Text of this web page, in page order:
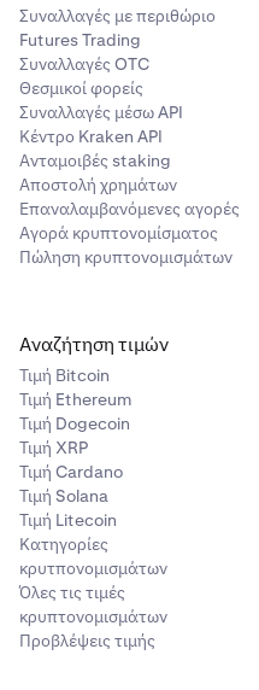
Συναλλαγές με περιθώριο
Futures Trading
Συναλλαγές OTC
Θεσμικοί φορείς
Συναλλαγές μέσω API
Κέντρο Kraken API
Ανταμοιβές staking
Αποστολή χρημάτων
Επαναλαμβανόμενες αγορές
Αγορά κρυπτονομίσματος
Πώληση κρυπτονομισμάτων
Αναζήτηση τιμών
Τιμή Βitcoin
Τιμή Ethereum
Τιμή Dogecoin
Τιμή XRP
Τιμή Cardano
Τιμή Solana
Τιμή Litecoin
Κατηγορίες
κρυτπονομισμάτων
Όλες τις τιμές
κρυπτονομισμάτων
Προβλέψεις τιμής